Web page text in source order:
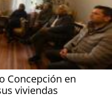
Concepción en
viviendas